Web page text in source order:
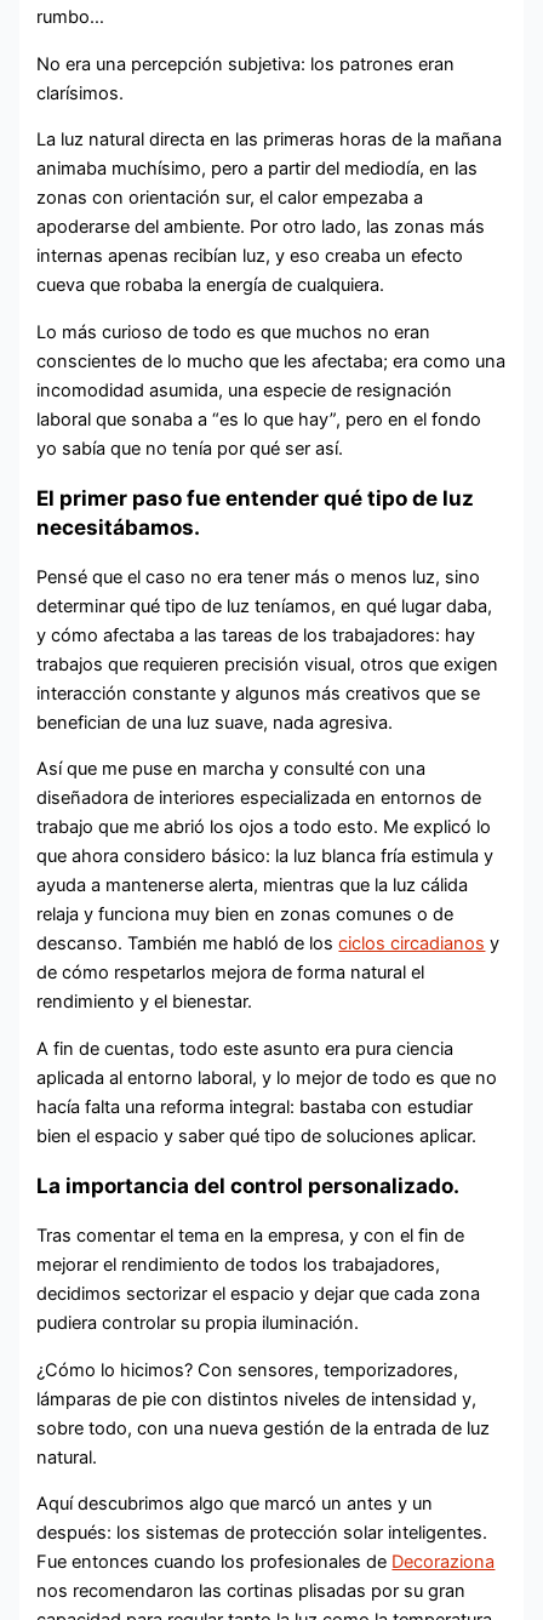
rumbo…
No era una percepción subjetiva: los patrones eran
clarísimos.
La luz natural directa en las primeras horas de la mañana
animaba muchísimo, pero a partir del mediodía, en las
zonas con orientación sur, el calor empezaba a
apoderarse del ambiente. Por otro lado, las zonas más
internas apenas recibían luz, y eso creaba un efecto
cueva que robaba la energía de cualquiera.
Lo más curioso de todo es que muchos no eran
conscientes de lo mucho que les afectaba; era como una
incomodidad asumida, una especie de resignación
laboral que sonaba a “es lo que hay”, pero en el fondo
yo sabía que no tenía por qué ser así.
El primer paso fue entender qué tipo de luz
necesitábamos.
Pensé que el caso no era tener más o menos luz, sino
determinar qué tipo de luz teníamos, en qué lugar daba,
y cómo afectaba a las tareas de los trabajadores: hay
trabajos que requieren precisión visual, otros que exigen
interacción constante y algunos más creativos que se
benefician de una luz suave, nada agresiva.
Así que me puse en marcha y consulté con una
diseñadora de interiores especializada en entornos de
trabajo que me abrió los ojos a todo esto. Me explicó lo
que ahora considero básico: la luz blanca fría estimula y
ayuda a mantenerse alerta, mientras que la luz cálida
relaja y funciona muy bien en zonas comunes o de
descanso. También me habló de losciclos circadianos y
de cómo respetarlos mejora de forma natural el
rendimiento y el bienestar.
A fin de cuentas, todo este asunto era pura ciencia
aplicada al entorno laboral, y lo mejor de todo es que no
hacía falta una reforma integral: bastaba con estudiar
bien el espacio y saber qué tipo de soluciones aplicar.
La importancia del control personalizado.
Tras comentar el tema en la empresa, y con el fin de
mejorar el rendimiento de todos los trabajadores,
decidimos sectorizar el espacio y dejar que cada zona
pudiera controlar su propia iluminación.
¿Cómo lo hicimos? Con sensores, temporizadores,
lámparas de pie con distintos niveles de intensidad y,
sobre todo, con una nueva gestión de la entrada de luz
natural.
Aquí descubrimos algo que marcó un antes y un
después: los sistemas de protección solar inteligentes.
Fue entonces cuando los profesionales de Decoraziona
nos recomendaron las cortinas plisadas por su gran